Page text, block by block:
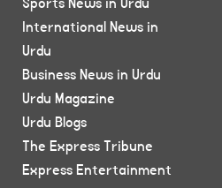
International News in
Urdu
Business News in Urdu
Urdu Magazine
Urdu Blogs
The Express Tribune
Express Entertainment